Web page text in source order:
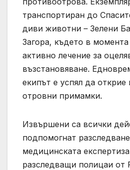
транспортиран до
диви животни – Зелени
Загора, където в
активно лечение за
възстановяване.
екипът е успял да открие
отровни примамки.
Извършени са всички
подпомогнат
медицинската
разследващи полицаи от